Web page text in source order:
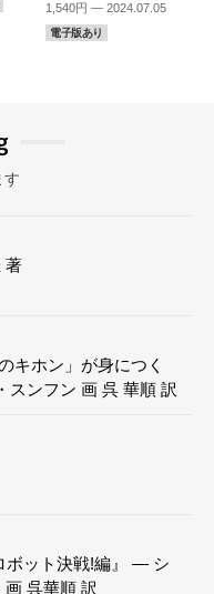
1,540円 — 2024.07.05
電子版あり
す
著
キホン」が身につく
ンフン 画 呉 華順 訳
ボット決戦!編』 — シ
呉華順 訳